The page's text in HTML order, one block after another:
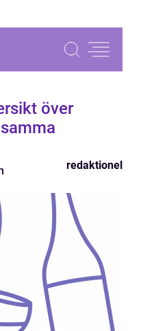
över
redaktionel